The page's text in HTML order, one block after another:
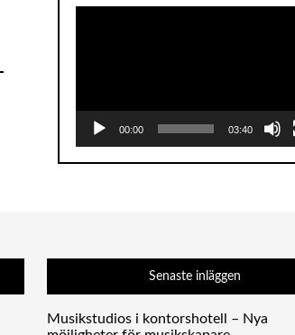
00:00 03:40
Senaste inläggen
Musikstudios i kontorshotell – Nya